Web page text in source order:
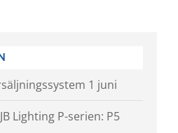
1 juni
Lighting P-serien: P5